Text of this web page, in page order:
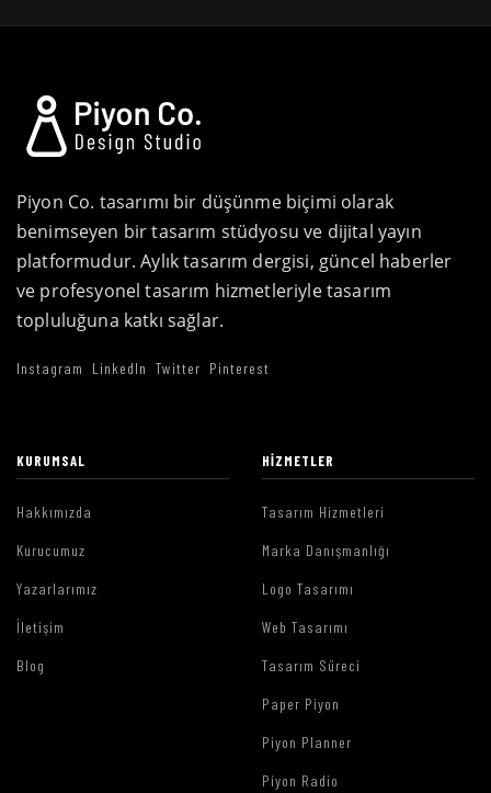
Piyon Co. tasarımı bir düşünme biçimi olarak
benimseyen bir tasarım stüdyosu ve dijital yayın
platformudur. Aylık tasarım dergisi, güncel haberler
ve profesyonel tasarım hizmetleriyle tasarım
topluluğuna katkı sağlar.
Instagram LinkedIn Twitter Pinterest
KURUMSAL
Hakkımızda
Kurucumuz
Yazarlarımız
İletişim
Blog
HIZMETLER
Tasarım Hizmetleri
Marka Danışmanlığı
Logo Tasarımı
Web Tasarımı
Tasarım Süreci
Paper Piyon
Piyon Planner
Piyon Radio